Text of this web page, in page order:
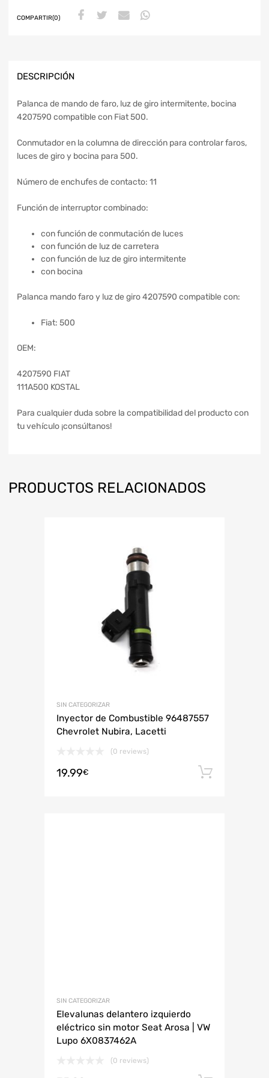
COMPARTIR(0)
DESCRIPCIÓN
Palanca de mando de faro, luz de giro intermitente, bocina
4207590 compatible con Fiat 500.
Conmutador en la columna de dirección para controlar faros,
luces de giro y bocina para 500.
Número de enchufes de contacto: 11
Función de interruptor combinado:
con función de conmutación de luces
con función de luz de carretera
con función de luz de giro intermitente
con bocina
Palanca mando faro y luz de giro 4207590 compatible con:
Fiat: 500
OEM:
4207590 FIAT
111A500 KOSTAL
Para cualquier duda sobre la compatibilidad del producto con
tu vehículo ¡consúltanos!
PRODUCTOS RELACIONADOS
SIN CATEGORIZAR
Inyector de Combustible 96487557
Chevrolet Nubira, Lacetti
(0 reviews)
19.99€
SIN CATEGORIZAR
Elevalunas delantero izquierdo
eléctrico sin motor Seat Arosa | VW
Lupo 6X0837462A
(0 reviews)